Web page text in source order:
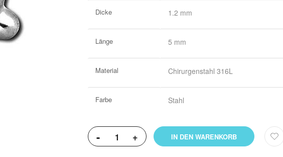
Informationen
Dicke 1.2 mm
Länge 5 mm
Material Chirurgenstahl 316L
Farbe Stahl
- + IN DEN WARENKORB